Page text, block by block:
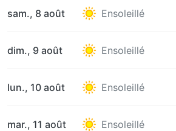
sam., 8 août Ensoleillé
dim., 9 août Ensoleillé
lun., 10 août Ensoleillé
mar., 11 août Ensoleillé